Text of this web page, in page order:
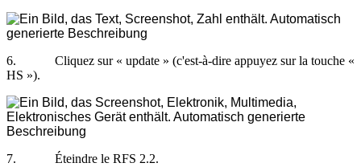
6. Cliquez sur « update » (c'est-à-dire appuyez sur la touche «
HS »).
7. Éteindre le RFS 2.2.